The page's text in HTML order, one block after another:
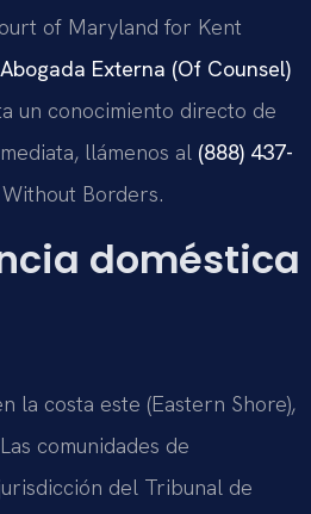
of Maryland for Kent
Abogada Externa (Of Counsel)
un conocimiento directo de
llámenos al (888) 437-
Without Borders.
doméstica
la costa este (Eastern Shore),
comunidades de
del Tribunal de